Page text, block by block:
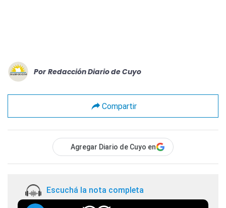
Por Redacción Diario de Cuyo
Compartir
Agregar Diario de Cuyo en
Escuchá la nota completa